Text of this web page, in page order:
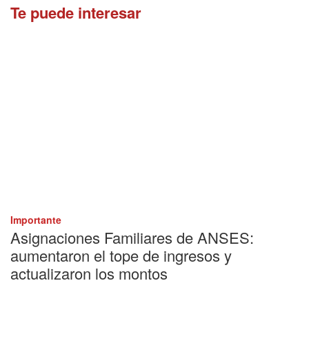
Te puede interesar
Importante
Asignaciones Familiares de ANSES:
aumentaron el tope de ingresos y
actualizaron los montos